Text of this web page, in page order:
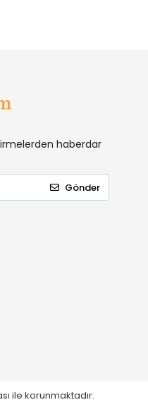
haberdar
Gönder
ile korunmaktadır.